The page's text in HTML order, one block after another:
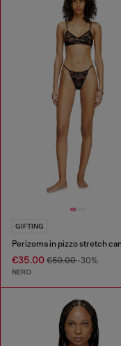
GIFTING
€35.00 €50.00-30%
NERO